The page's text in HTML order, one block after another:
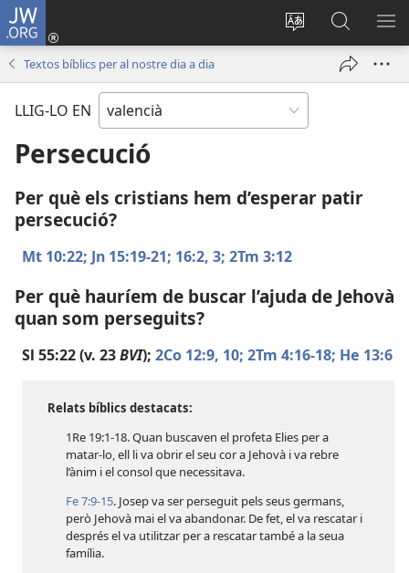
JW.ORG
Canviar
l'idioma
Iniciar
sessió
una
Busca
a
JW.ORG
Textos bíblics per al nostre dia a dia
LLIG-LO EN
Persecució
Per què els cristians hem d’esperar patir
persecució?
Mt 10:22; Jn 15:19-21; 16:2, 3; 2Tm 3:12
Per què hauríem de buscar l’ajuda de Jehovà
quan som perseguits?
Sl 55:22(v. 23BVI); 2Co 12:9, 10; 2Tm 4:16-18; He 13:6
Relats bíblics destacats:
1Re 19:1-18. Quan buscaven el profeta Elies per a
matar-lo, ell li va obrir el seu cor a Jehovà i va rebre
l’ànim i el consol que necessitava.
Fe 7:9-15. Josep va ser perseguit pels seus germans,
però Jehovà mai el va abandonar. De fet, el va rescatar i
després el va utilitzar per a rescatar també a la seua
família.